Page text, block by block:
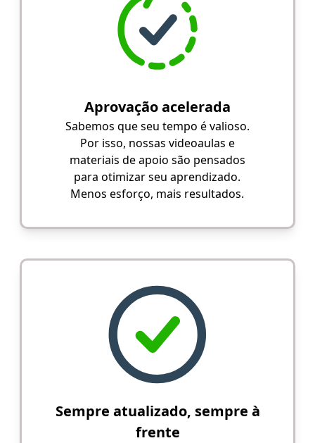
Aprovação acelerada
Sabemos que seu tempo é valioso.
Por isso, nossas videoaulas e
materiais de apoio são pensados
para otimizar seu aprendizado.
Menos esforço, mais resultados.
Sempre atualizado, sempre à
frente